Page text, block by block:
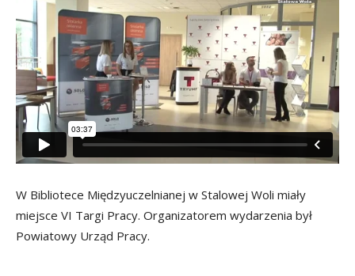
W Bibliotece Międzyuczelnianej w Stalowej Woli miały
miejsce VI Targi Pracy. Organizatorem wydarzenia był
Powiatowy Urząd Pracy.